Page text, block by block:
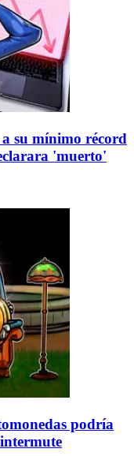
su mínimo récord
'muerto'
podría